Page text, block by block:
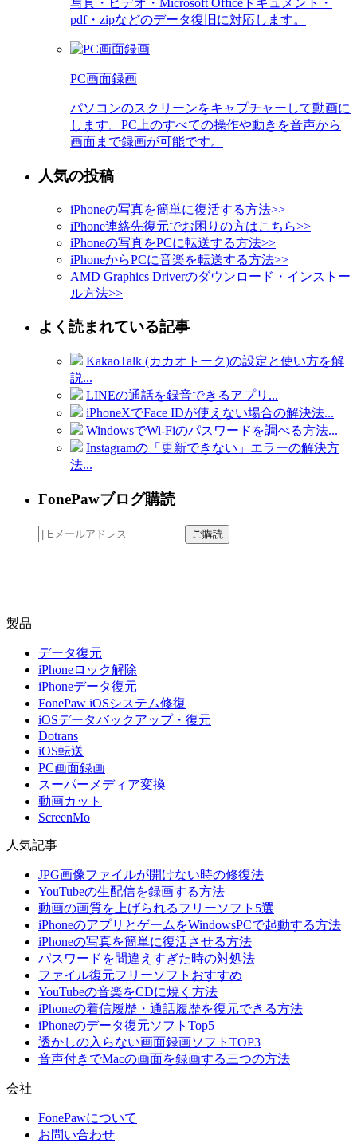
写真・ビデオ・Microsoft Officeドキュメント・
pdf・zipなどのデータ復旧に対応します。
PC画面録画
パソコンのスクリーンをキャプチャーして動画に
します。PC上のすべての操作や動きを音声から
画面まで録画が可能です。
人気の投稿
iPhoneの写真を簡単に復活する方法>>
iPhone連絡先復元でお困りの方はこちら>>
iPhoneの写真をPCに転送する方法>>
iPhoneからPCに音楽を転送する方法>>
AMD Graphics Driverのダウンロード・インストー
ル方法>>
よく読まれている記事
KakaoTalk (カカオトーク)の設定と使い方を解
説...
LINEの通話を録音できるアプリ...
iPhoneXでFace IDが使えない場合の解決法...
WindowsでWi-Fiのパスワードを調べる方法...
Instagramの「更新できない」エラーの解決方
法...
FonePawブログ購読
製品
データ復元
iPhoneロック解除
iPhoneデータ復元
FonePaw iOSシステム修復
iOSデータバックアップ・復元
Dotrans
iOS転送
PC画面録画
スーパーメディア変換
動画カット
ScreenMo
人気記事
JPG画像ファイルが開けない時の修復法
YouTubeの生配信を録画する方法
動画の画質を上げられるフリーソフト5選
iPhoneのアプリとゲームをWindowsPCで起動する方法
iPhoneの写真を簡単に復活させる方法
パスワードを間違えすぎた時の対処法
ファイル復元フリーソフトおすすめ
YouTubeの音楽をCDに焼く方法
iPhoneの着信履歴・通話履歴を復元できる方法
iPhoneのデータ復元ソフトTop5
透かしの入らない画面録画ソフトTOP3
音声付きでMacの画面を録画する三つの方法
会社
FonePawについて
お問い合わせ